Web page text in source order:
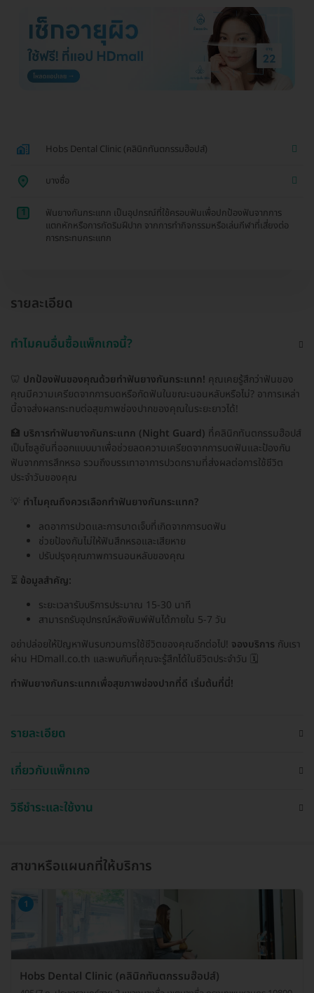
Hobs Dental Clinic (คลินิกทันตกรรมฮ๊อปส์)
บางซื่อ
1
ฟันยางกันกระแทก เป็นอุปกรณ์ที่ใช้ครอบฟันเพื่อปกป้องฟันจากการ
แตกหักหรือการกัดริมฝีปาก จากการทำกิจกรรมหรือเล่นกีฬาที่เสี่ยงต่อ
การกระทบกระแทก
รายละเอียด
ทำไมคนอื่นซื้อแพ็กเกจนี้?
🦷 ปกป้องฟันของคุณด้วยทำฟันยางกันกระแทก! คุณเคยรู้สึกว่าฟันของ
คุณมีความเครียดจากการบดหรือกัดฟันในขณะนอนหลับหรือไม่? อาการเหล่า
นี้อาจส่งผลกระทบต่อสุขภาพช่องปากของคุณในระยะยาวได้!
🏥 บริการทำฟันยางกันกระแทก (Night Guard) ที่คลินิกทันตกรรมฮ๊อปส์
เป็นโซลูชันที่ออกแบบมาเพื่อช่วยลดความเครียดจากการบดฟันและป้องกัน
ฟันจากการสึกหรอ รวมถึงบรรเทาอาการปวดกรามที่ส่งผลต่อการใช้ชีวิต
ประจำวันของคุณ
💡 ทำไมคุณถึงควรเลือกทำฟันยางกันกระแทก?
ลดอาการปวดและการบาดเจ็บที่เกิดจากการบดฟัน
ช่วยป้องกันไม่ให้ฟันสึกหรอและเสียหาย
ปรับปรุงคุณภาพการนอนหลับของคุณ
⏳ ข้อมูลสำคัญ:
ระยะเวลารับบริการประมาณ 15-30 นาที
สามารถรับอุปกรณ์หลังพิมพ์ฟันได้ภายใน 5-7 วัน
อย่าปล่อยให้ปัญหาฟันรบกวนการใช้ชีวิตของคุณอีกต่อไป! จองบริการ กับเรา
ผ่าน HDmall.co.th และพบกับที่คุณจะรู้สึกได้ในชีวิตประจำวัน 🗓️
ทำฟันยางกันกระแทกเพื่อสุขภาพช่องปากที่ดี เริ่มต้นที่นี่!
รายละเอียด
เกี่ยวกับแพ็กเกจ
วิธีชำระและใช้งาน
สาขาหรือแผนกที่ให้บริการ
1
Hobs Dental Clinic (คลินิกทันตกรรมฮ๊อปส์)